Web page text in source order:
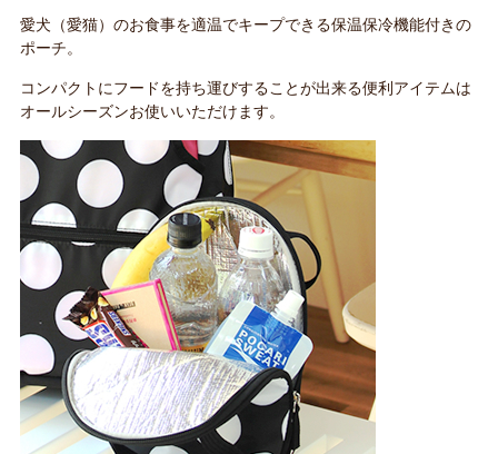
愛犬（愛猫）のお食事を適温でキープできる保温保冷機能付きの
ポーチ。
コンパクトにフードを持ち運びすることが出来る便利アイテムは
オールシーズンお使いいただけます。